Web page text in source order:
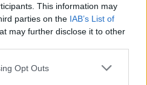
This information may
parties on the IAB’s List of
may further disclose it to other
Opt Outs